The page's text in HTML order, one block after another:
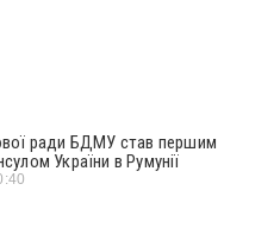
ради БДМУ став першим
України в Румунії